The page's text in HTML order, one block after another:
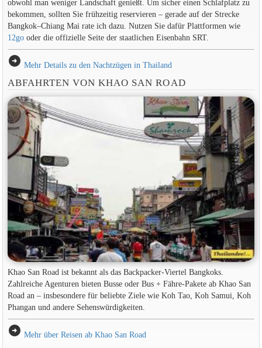
obwohl man weniger Landschaft genießt. Um sicher einen Schlafplatz zu
bekommen, sollten Sie frühzeitig reservieren – gerade auf der Strecke
Bangkok–Chiang Mai rate ich dazu. Nutzen Sie dafür Plattformen wie
12gooder die offizielle Seite der staatlichen Eisenbahn SRT.
arrow_circle_right Mehr Details zu den Nachtzügen in Thailand
ABFAHRTEN VON KHAO SAN ROAD
Khao San Road ist bekannt als das Backpacker-Viertel Bangkoks.
Zahlreiche Agenturen bieten Busse oder Bus + Fähre-Pakete ab Khao San
Road an – insbesondere für beliebte Ziele wie Koh Tao, Koh Samui, Koh
Phangan und andere Sehenswürdigkeiten.
arrow_circle_right Mehr über Reisen ab Khao San Road